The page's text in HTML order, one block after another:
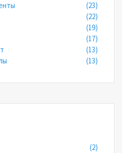
(23)
(22)
(19)
(17)
(13)
(13)
(2)